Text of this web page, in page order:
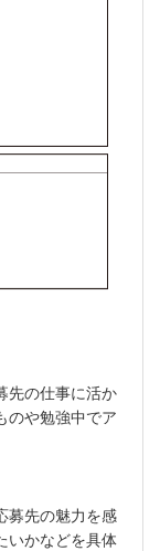
先の仕事に活か
のや勉強中でア
募先の魅力を感
いかなどを具体